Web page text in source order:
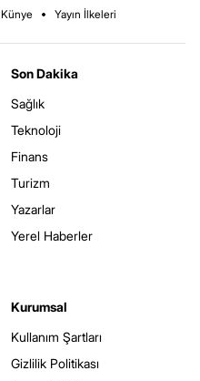
Künye Yayın İlkeleri
Son Dakika
Sağlık
Teknoloji
Finans
Turizm
Yazarlar
Yerel Haberler
Kurumsal
Kullanım Şartları
Gizlilik Politikası